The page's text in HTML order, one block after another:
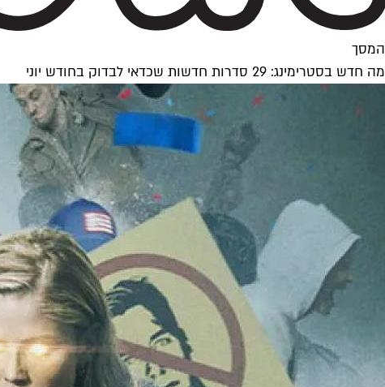
המסך
מה חדש בסטרימינג: 29 סדרות חדשות שכדאי לבדוק בחודש יוני